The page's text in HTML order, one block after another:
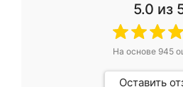
5.0 из
На основе 945
Оставить